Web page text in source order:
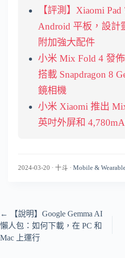
【評測】Xiaomi
Android 平板，設計
附加強大配件
小米 Mix Fold 4 發
搭載 Snapdragon 8
鏡相機
小米 Xiaomi 推出
英吋外屏和
2024-03-20 · 十斗 · Mobile &
←
【說明】Google Gemma AI
懶人包：如何下載，在 PC 和
Mac 上運行